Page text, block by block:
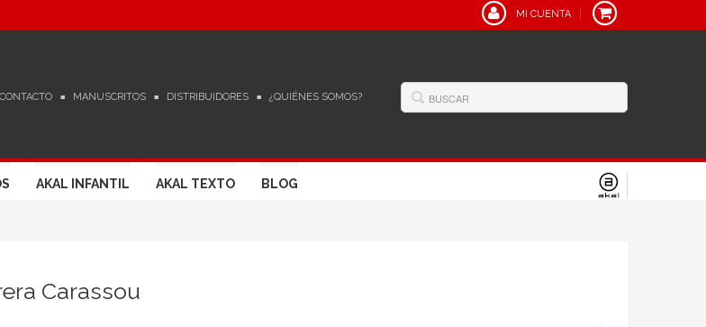
MI CUENTA
CONTACTO MANUSCRITOS DISTRIBUIDORES ¿QUIÉNES SOMOS?
AKAL INFANTIL AKAL TEXTO BLOG
Carassou